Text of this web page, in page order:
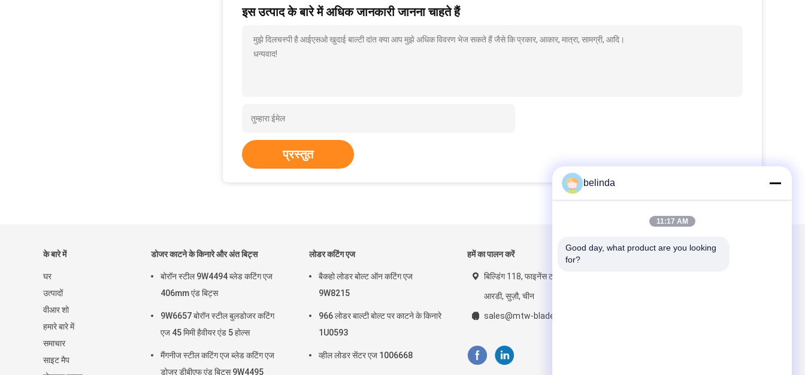
इस उत्पाद के बारे में अधिक जानकारी जानना चाहते हैं
मुझे दिलचस्पी है आईएसओ खुदाई बाल्टी दांत क्या आप मुझे अधिक विवरण भेज सकते हैं जैसे कि प्रकार, आकार, मात्रा, सामग्री, आदि।
धन्यवाद!
प्रस्तुत
के बारे में
घर
उत्पादों
वीआर शो
हमारे बारे में
समाचार
साइट मैप
डोजर काटने के किनारे और अंत बिट्स
बोरॉन स्टील 9W4494 ब्लेड कटिंग एज
406mm एंड बिट्स
9W6657 बोरॉन स्टील बुलडोजर कटिंग
एज 45 मिमी हैवीयर एंड 5 होल्स
मैंगनीज स्टील कटिंग एज ब्लेड कटिंग एज
डोजर डीबीएफ एंड बिट्स 9W4495
लोडर कटिंग एज
बैकहो लोडर बोल्ट ऑन कटिंग एज
9W8215
966 लोडर बाल्टी बोल्ट पर काटने के किनारे
1U0593
व्हील लोडर सेंटर एज 1006668
हमें का पालन करें
बिल्डिंग 118, फाइनेंस टाउन, 1 केहोंग
आरडी, सुज़ौ, चीन
sales@mtw-blades.com
हमें मेल करें
belinda
11:17 AM
Good day, what product are you looking
for?